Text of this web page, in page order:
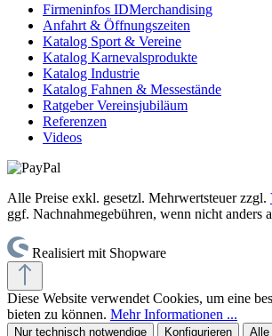
Firmeninfos IDMerchandising
Anfahrt & Öffnungszeiten
Katalog Sport & Vereine
Katalog Karnevalsprodukte
Katalog Industrie
Katalog Fahnen & Messestände
Ratgeber Vereinsjubiläum
Referenzen
Videos
Alle Preise exkl. gesetzl. Mehrwertsteuer zzgl.
ggf. Nachnahmegebühren, wenn nicht anders
Realisiert mit Shopware
Diese Website verwendet Cookies, um eine
bieten zu können. Mehr Informationen ...
Nur technisch notwendige Konfigurieren Alle